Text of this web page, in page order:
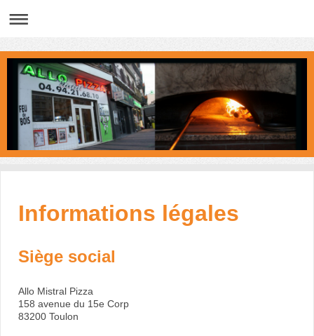
Informations légales
Siège social
Allo Mistral Pizza
158 avenue du 15e Corp
83200 Toulon